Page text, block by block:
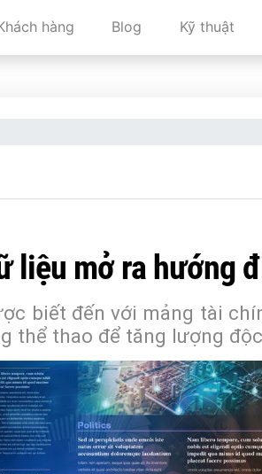
hàng Blog Kỹ thuật
liệu mở ra hướng
biết đến với mảng tài
thể thao để tăng lượng